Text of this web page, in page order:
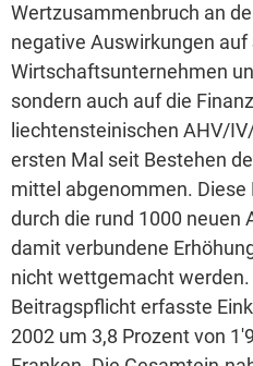
Wertzusammenbruch an
negative Auswirkungen
Wirtschaftsunternehmen
sondern auch auf die
liechtensteinischen AHV/
ersten Mal seit Bestehen
mittel abgenommen.
durch die rund 1000 neuen
damit verbundene
nicht wettgemacht werden.
Beitragspflicht erfasste
2002 um 3,8 Prozent von